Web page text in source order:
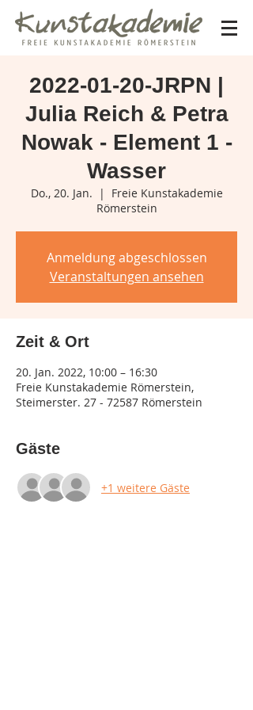
2022-01-20-JRPN |
Julia Reich & Petra
Nowak - Element 1 -
Wasser
Do., 20. Jan.
  |
Freie Kunstakademie
Römerstein
Anmeldung abgeschlossen
Veranstaltungen ansehen
Zeit & Ort
20. Jan. 2022, 10:00 – 16:30
Freie Kunstakademie Römerstein,
Steimerster. 27 - 72587 Römerstein
Gäste
+1 weitere Gäste